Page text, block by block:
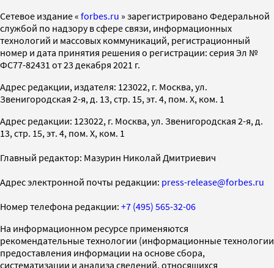
Cетевое издание « forbes.ru » зарегистрировано Федеральной
службой по надзору в сфере связи, информационных
технологий и массовых коммуникаций, регистрационный
номер и дата принятия решения о регистрации: серия Эл №
ФС77-82431 от 23 декабря 2021 г.
Адрес редакции, издателя: 123022, г. Москва, ул.
Звенигородская 2-я, д. 13, стр. 15, эт. 4, пом. X, ком. 1
Адрес редакции: 123022, г. Москва, ул. Звенигородская 2-я, д.
13, стр. 15, эт. 4, пом. X, ком. 1
Главный редактор: Мазурин Николай Дмитриевич
Адрес электронной почты редакции: press-release@forbes.ru
Номер телефона редакции: +7 (495) 565-32-06
На информационном ресурсе применяются
рекомендательные технологии (информационные технологии
предоставления информации на основе сбора,
систематизации и анализа сведений, относящихся